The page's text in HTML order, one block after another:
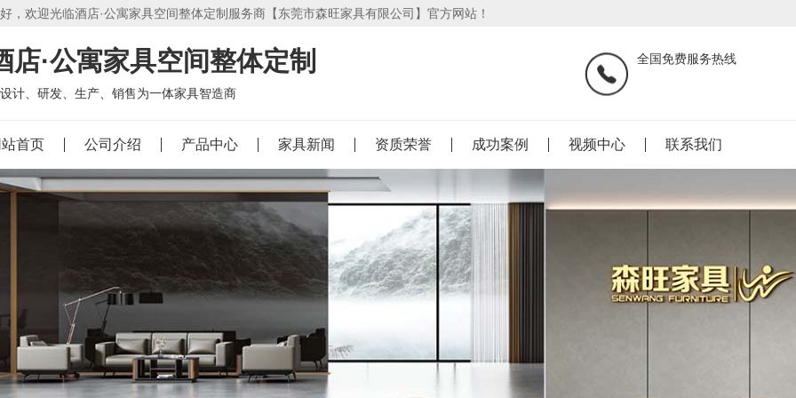
，欢迎光临酒店·公寓家具空间整体定制服务商【东莞市森旺家具有限公司】官方网站！
店·公寓家具空间整体定制
计、研发、生产、销售为一体家具智造商
全国免费服务热线
首页 公司介绍 产品中心 家具新闻 资质荣誉 成功案例 视频中心 联系我们